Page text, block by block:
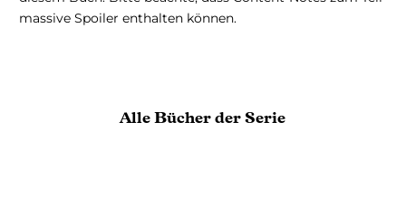
massive Spoiler enthalten können.
Alle Bücher der Serie